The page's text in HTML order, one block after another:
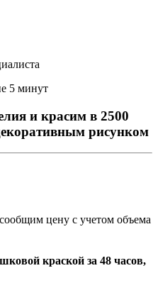
5 минут
и красим в 2500
рисунком
цену с учетом объема
краской за 48 часов,